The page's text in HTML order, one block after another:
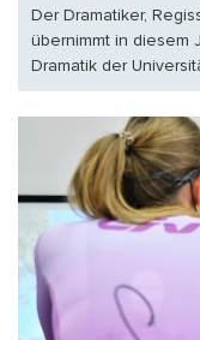
Der Dramatiker,
übernimmt in diesem
Dramatik der